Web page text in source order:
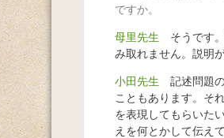
ですか。
母里先生 そうです
み取れません。説明
小田先生 記述問題
こともあります。そ
を表現してもらいた
えを何とかして伝え